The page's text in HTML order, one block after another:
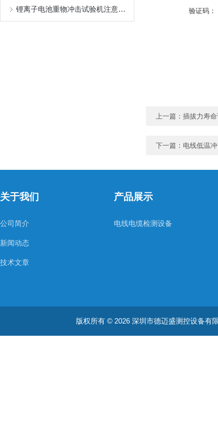
锂离子电池重物冲击试验机注意事项 验证码：
上一篇： 插拔力寿
下一篇： 电线低温
关于我们
公司简介
新闻动态
技术文章
产品展示
电线电缆检测设备
版权所有 © 2026 深圳市德迈盛测控设备